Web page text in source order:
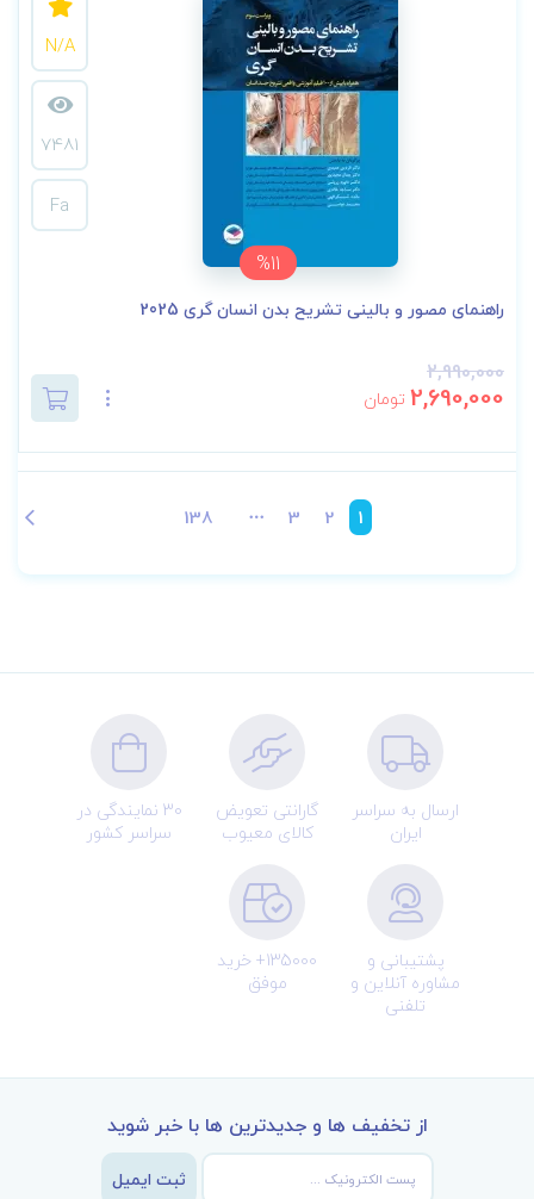
%11
N/A
7481
Fa
راهنمای مصور و بالینی تشریح بدن انسان گری 2025
2,990,000
2,690,000 تومان
1
2
3
138
ارسال به سراسر
ایران
گارانتی تعویض
کالای معیوب
30 نمایندگی در
سراسر کشور
پشتیبانی و
مشاوره آنلاین و
تلفنی
135000+ خرید
موفق
از تخفیف ها و جدیدترین ها با خبر شوید
ثبت ایمیل